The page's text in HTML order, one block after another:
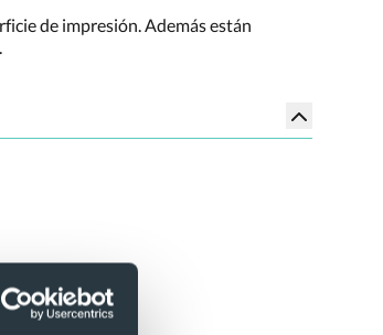
de impresión. Además están